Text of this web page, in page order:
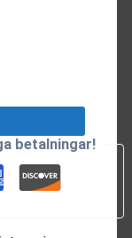
betalningar!